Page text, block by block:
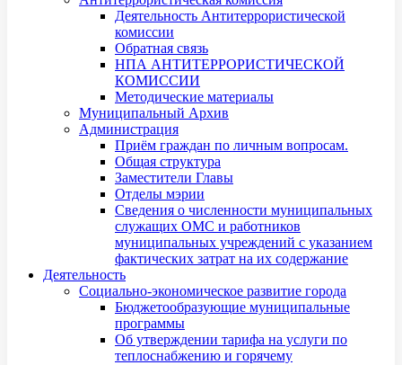
Деятельность Антитеррористической
комиссии
Обратная связь
НПА АНТИТЕРРОРИСТИЧЕСКОЙ
КОМИССИИ
Методические материалы
Муниципальный Архив
Администрация
Приём граждан по личным вопросам.
Общая структура
Заместители Главы
Отделы мэрии
Сведения о численности муниципальных
служащих ОМС и работников
муниципальных учреждений с указанием
фактических затрат на их содержание
Деятельность
Социально-экономическое развитие города
Бюджетообразующие муниципальные
программы
Об утверждении тарифа на услуги по
теплоснабжению и горячему